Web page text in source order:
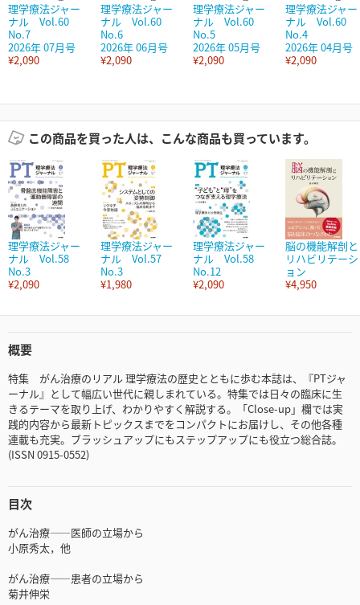
理学療法ジャー
ナル Vol.60
No.7
2026年 07月号
¥2,090
理学療法ジャー
ナル Vol.60
No.6
2026年 06月号
¥2,090
理学療法ジャー
ナル Vol.60
No.5
2026年 05月号
¥2,090
理学療法ジャー
ナル Vol.60
No.4
2026年 04月号
¥2,090
この商品を買った人は、こんな商品も買っています。
理学療法ジャー
ナル Vol.58
No.3
¥2,090
理学療法ジャー
ナル Vol.57
No.3
¥1,980
理学療法ジャー
ナル Vol.58
No.12
¥2,090
脳の機能解剖と
リハビリテーシ
ョン
¥4,950
概要
特集 がん治療のリアル 理学療法の歴史とともに歩む本誌は、『PTジャ
ーナル』として幅広い世代に親しまれている。特集では日々の臨床に生
きるテーマを取り上げ、わかりやすく解説する。「Close-up」欄では実
践的内容から最新トピックスまでをコンパクトにお届けし、その他各種
連載も充実。ブラッシュアップにもステップアップにも役立つ総合誌。
(ISSN 0915-0552)
目次
がん治療――医師の立場から
小原秀太，他
がん治療――患者の立場から
菊井伸栄